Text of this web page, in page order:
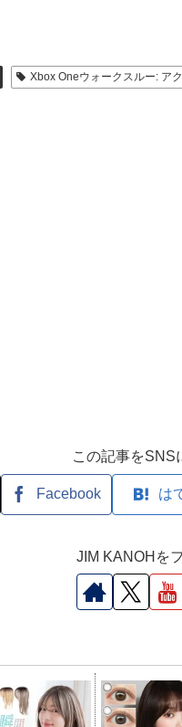
Xbox Oneウォークスルー: ア
この記事をSNS
Facebook は
JIM KANOHを